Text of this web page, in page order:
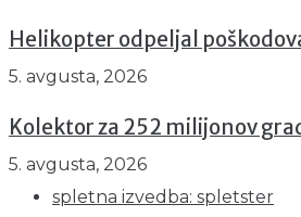
Helikopter odpeljal
5. avgusta, 2026
Kolektor za 252 milijonov
5. avgusta, 2026
spletna izvedba: spletster